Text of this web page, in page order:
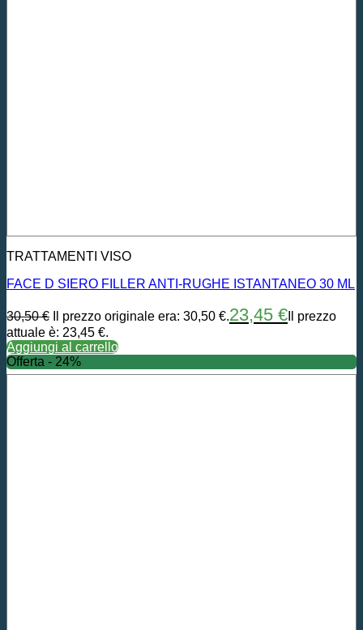
TRATTAMENTI VISO
FACE D SIERO FILLER ANTI-RUGHE ISTANTANEO 30 ML
30,50€ Il prezzo originale era: 30,50 €.23,45 € Il prezzo
attuale è: 23,45 €.
Aggiungi al carrello
Offerta - 24%